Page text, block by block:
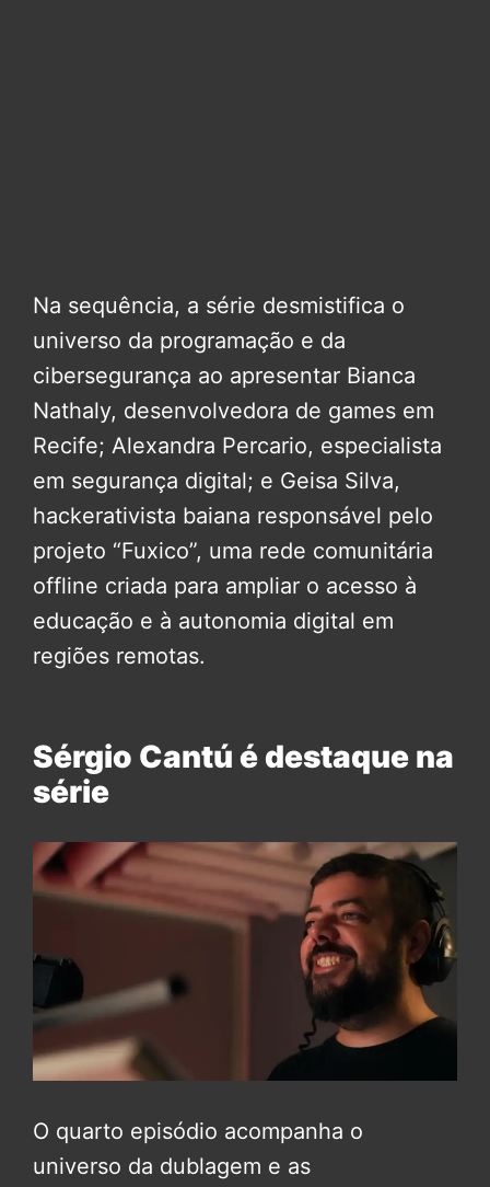
Na sequência, a série desmistifica o
universo da programação e da
cibersegurança ao apresentar Bianca
Nathaly, desenvolvedora de games em
Recife; Alexandra Percario, especialista
em segurança digital; e Geisa Silva,
hackerativista baiana responsável pelo
projeto “Fuxico”, uma rede comunitária
offline criada para ampliar o acesso à
educação e à autonomia digital em
regiões remotas.
Sérgio Cantú é destaque na
série
O quarto episódio acompanha o
universo da dublagem e as